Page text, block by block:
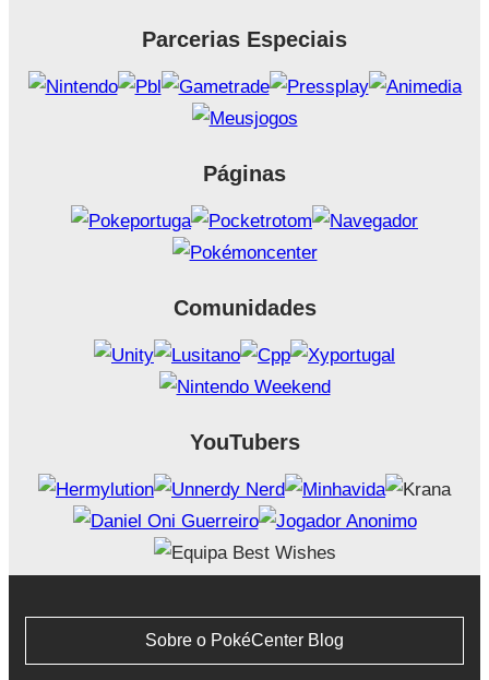
Parcerias Especiais
Páginas
Comunidades
YouTubers
Sobre o PokéCenter Blog